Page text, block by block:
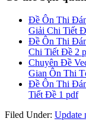
Đề Ôn Thi
Giải Chi Tiết
Đề Ôn Thi
Chi Tiết Đề 2
Chuyên Đề
Gian Ôn Thi
Đề Ôn Thi
Tiết Đề 1 pdf
Filed Under: Update